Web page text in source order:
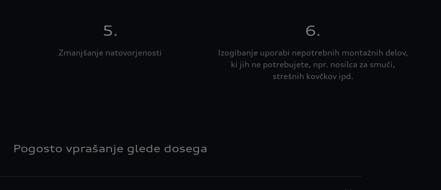
5.
Zmanjšanje natovorjenosti
6.
Izogibanje uporabi nepotrebnih montažnih delov,
ki jih ne potrebujete, npr. nosilca za smuči,
strešnih kovčkov ipd.
Pogosto vprašanje glede dosega